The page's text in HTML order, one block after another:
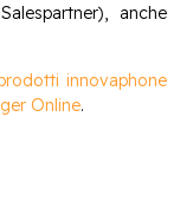
anche
innovaphone
Online.